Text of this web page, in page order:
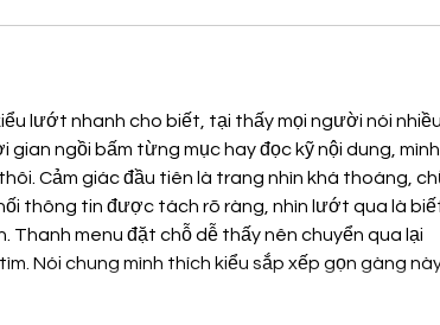
lướt nhanh cho biết, tại thấy mọi người nói nhiều
ngồi bấm từng mục hay đọc kỹ nội dung, mình
Cảm giác đầu tiên là trang nhìn khá thoáng,
thông tin được tách rõ ràng, nhìn lướt qua là
Thanh menu đặt chỗ dễ thấy nên chuyển qua lại
Nói chung mình thích kiểu sắp xếp gọn gàng